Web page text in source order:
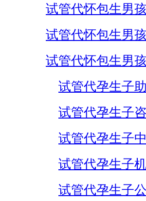
试管代怀包生男
试管代怀包生男
试管代怀包生男
试管代孕生子
试管代孕生子
试管代孕生子
试管代孕生子
试管代孕生子